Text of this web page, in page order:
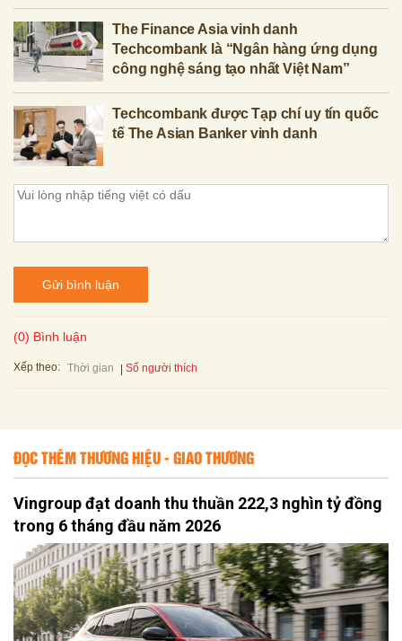
The Finance Asia vinh danh
Techcombank là “Ngân hàng ứng dụng
công nghệ sáng tạo nhất Việt Nam”
Techcombank được Tạp chí uy tín quốc
tế The Asian Banker vinh danh
Gửi bình luận
(0) Bình luận
Xếp theo: Thời gian Số người thích
ĐỌC THÊM THƯƠNG HIỆU - GIAO THƯƠNG
Vingroup đạt doanh thu thuần 222,3 nghìn tỷ đồng
trong 6 tháng đầu năm 2026